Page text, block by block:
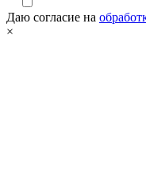
Даю согласие на
×